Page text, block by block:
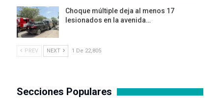
Choque múltiple deja al menos 17
lesionados en la avenida…
PREV NEXT 1 De 22,805
Secciones Populares